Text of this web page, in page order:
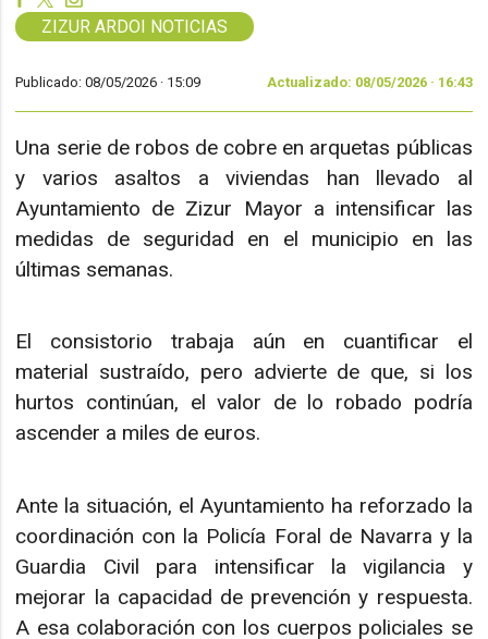
ZIZUR ARDOI NOTICIAS
Publicado: 08/05/2026 · 15:09 Actualizado: 08/05/2026 · 16:43
Una serie de robos de cobre en arquetas públicas
y varios asaltos a viviendas han llevado al
Ayuntamiento de Zizur Mayor a intensificar las
medidas de seguridad en el municipio en las
últimas semanas.
El consistorio trabaja aún en cuantificar el
material sustraído, pero advierte de que, si los
hurtos continúan, el valor de lo robado podría
ascender a miles de euros.
Ante la situación, el Ayuntamiento ha reforzado la
coordinación con la Policía Foral de Navarra y la
Guardia Civil para intensificar la vigilancia y
mejorar la capacidad de prevención y respuesta.
A esa colaboración con los cuerpos policiales se